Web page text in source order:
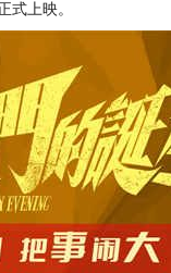
式上映。